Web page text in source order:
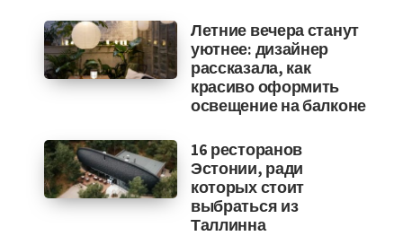
Летние вечера станут
уютнее: дизайнер
рассказала, как
красиво оформить
освещение на балконе
16 ресторанов
Эстонии, ради
которых стоит
выбраться из
Таллинна